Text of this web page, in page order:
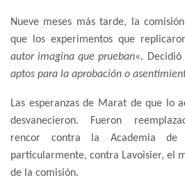
Nueve meses más tarde, la
que los experimentos que
autor imagina que prueban«. Decidió
aptos para la aprobación o
Las esperanzas de Marat de que lo
desvanecieron. Fueron
rencor contra la Academia de
particularmente, contra Lavoisier, el
de la comisión.